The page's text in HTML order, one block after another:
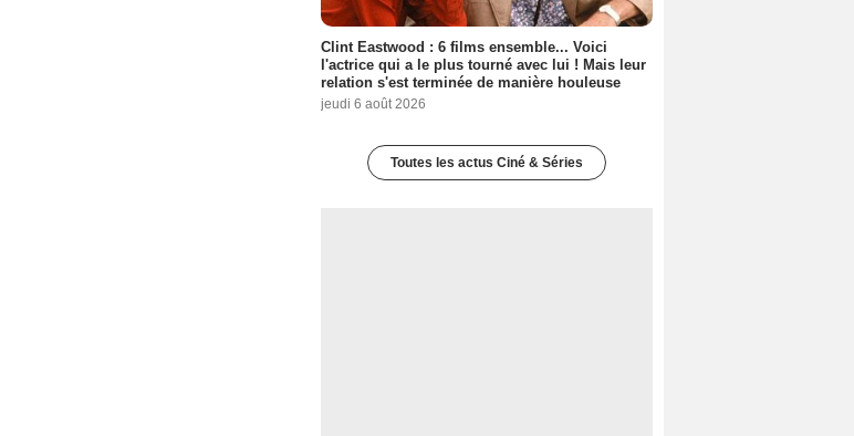
Clint Eastwood : 6 films ensemble... Voici
l'actrice qui a le plus tourné avec lui ! Mais leur
relation s'est terminée de manière houleuse
jeudi 6 août 2026
Toutes les actus Ciné & Séries